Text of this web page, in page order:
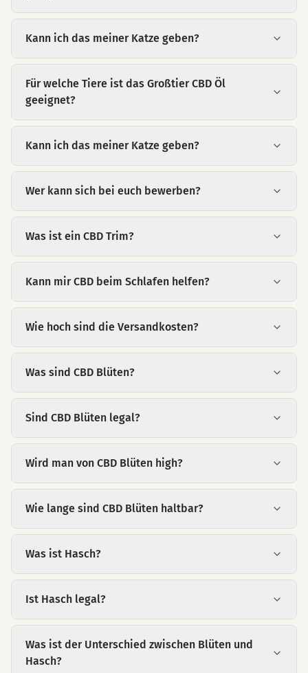
Kann ich das meiner Katze geben?
Für welche Tiere ist das Großtier CBD Öl
geeignet?
Kann ich das meiner Katze geben?
Wer kann sich bei euch bewerben?
Was ist ein CBD Trim?
Kann mir CBD beim Schlafen helfen?
Wie hoch sind die Versandkosten?
Was sind CBD Blüten?
Sind CBD Blüten legal?
Wird man von CBD Blüten high?
Wie lange sind CBD Blüten haltbar?
Was ist Hasch?
Ist Hasch legal?
Was ist der Unterschied zwischen Blüten und
Hasch?